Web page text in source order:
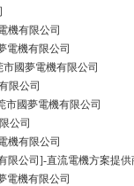
機有限公司
電機有限公司
國夢電機有限公司
限公司
莞市國夢電機有限公司
公司
機有限公司
限公司]-直流電機方案提供
電機有限公司